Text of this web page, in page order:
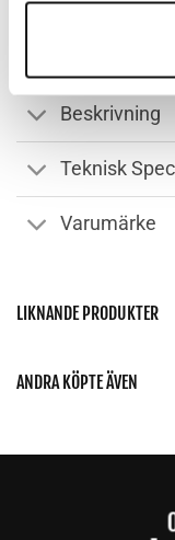
kundtjänst. Du
vilka ändamål de
Beskrivning
Teknisk
Varumärke
LIKNANDE PRODUKTER
ANDRA KÖPTE ÄVEN